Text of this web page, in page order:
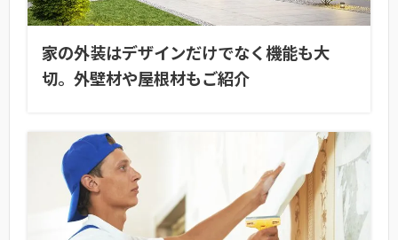
家の外装はデザインだけでなく機能も大
切。外壁材や屋根材もご紹介